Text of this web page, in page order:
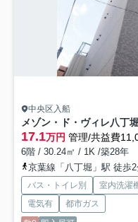
中央区入船
メゾン・ド・ヴィレ八丁
17.1万円 管理/共益費
6階 / 30.24㎡ / 1K /築28年
京葉線「八丁堀」駅 徒歩
バス・トイレ別 室内洗濯
電気有
都市ガス